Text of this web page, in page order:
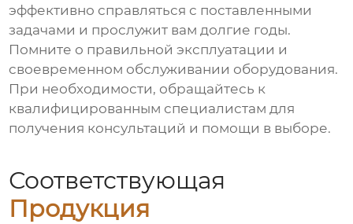
эффективно справляться с поставленными
задачами и прослужит вам долгие годы.
Помните о правильной эксплуатации и
своевременном обслуживании оборудования.
При необходимости, обращайтесь к
квалифицированным специалистам для
получения консультаций и помощи в выборе.
Соответствующая
Продукция